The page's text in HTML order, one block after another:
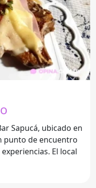
punto de encuentro
El local